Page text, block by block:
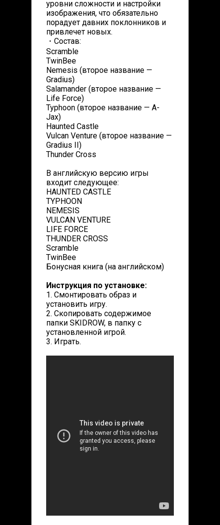
уровни сложности и настройки
изображения, что обязательно
порадует давних поклонников и
привлечет новых.
・Состав:
Scramble
TwinBee
Nemesis (второе название —
Gradius)
Salamander (второе название —
Life Force)
Typhoon (второе название — A-
Jax)
Haunted Castle
Vulcan Venture (второе название —
Gradius II)
Thunder Cross
В английскую версию игры
входит следующее:
HAUNTED CASTLE
TYPHOON
NEMESIS
VULCAN VENTURE
LIFE FORCE
THUNDER CROSS
Scramble
TwinBee
Бонусная книга (на английском)
Инструкция по установке:
1. Смонтировать образ и
установить игру.
2. Скопировать содержимое
папки SKIDROW, в папку с
установленной игрой.
3. Играть.